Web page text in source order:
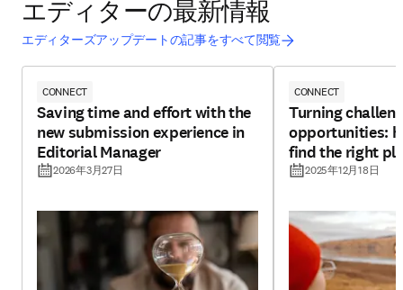
エディターの最新情報
エディターズアップデートの記事をすべて閲覧
CONNECT
Saving time and effort with the
new submission experience in
Editorial Manager
2026年3月27日
CONNECT
Turning
opportunities:
find the right
2025年12月18日